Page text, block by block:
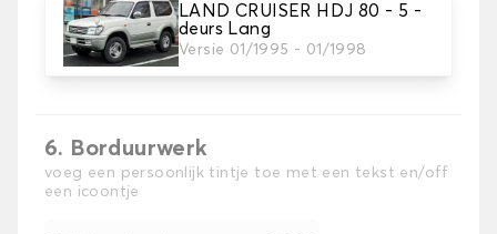
LAND CRUISER HDJ 80 - 5 -
deurs Lang
Versie 01/1995 - 01/1998
5. Kleur koord
Kies de kleur van de riem.
6. Borduurwerk
voeg een persoonlijk tintje toe met een tekst en/off
een icoontje